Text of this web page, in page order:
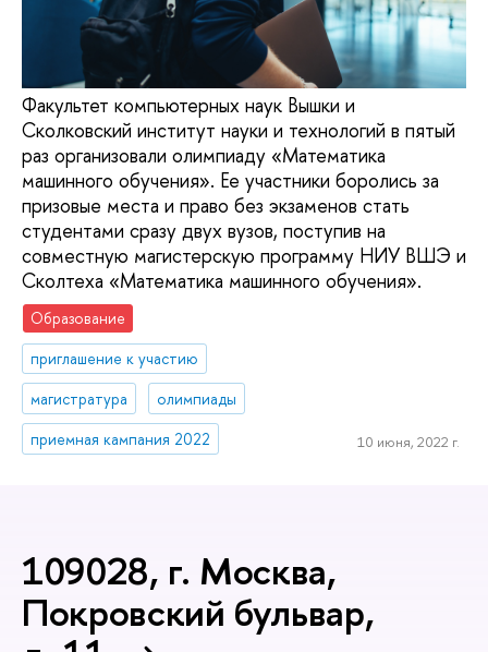
Факультет компьютерных наук Вышки и
Сколковский институт науки и технологий в пятый
раз организовали олимпиаду «Математика
машинного обучения». Ее участники боролись за
призовые места и право без экзаменов стать
студентами сразу двух вузов, поступив на
совместную магистерскую программу НИУ ВШЭ и
Сколтеха «Математика машинного обучения».
Образование
приглашение к участию
магистратура
олимпиады
приемная кампания 2022
10 июня, 2022 г.
109028, г. Москва,
Покровский бульвар,